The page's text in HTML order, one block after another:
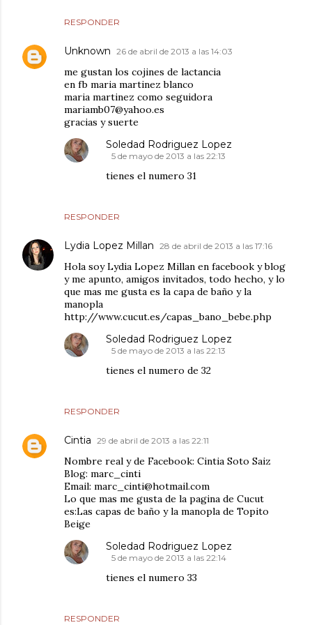
RESPONDER
Unknown 26 de abril de 2013 a las 14:03
me gustan los cojines de lactancia
en fb maria martinez blanco
maria martinez como seguidora
mariamb07@yahoo.es
gracias y suerte
RESPONDER
Soledad Rodriguez Lopez
5 de mayo de 2013 a las 22:13
tienes el numero 31
Lydia Lopez Millan 28 de abril de 2013 a las 17:16
Hola soy Lydia Lopez Millan en facebook y blog
y me apunto, amigos invitados, todo hecho, y lo
que mas me gusta es la capa de baño y la
manopla
http://www.cucut.es/capas_bano_bebe.php
RESPONDER
Soledad Rodriguez Lopez
5 de mayo de 2013 a las 22:13
tienes el numero de 32
Cintia 29 de abril de 2013 a las 22:11
Nombre real y de Facebook: Cintia Soto Saiz
Blog: marc_cinti
Email: marc_cinti@hotmail.com
Lo que mas me gusta de la pagina de Cucut
es:Las capas de baño y la manopla de Topito
Beige
RESPONDER
Soledad Rodriguez Lopez
5 de mayo de 2013 a las 22:14
tienes el numero 33